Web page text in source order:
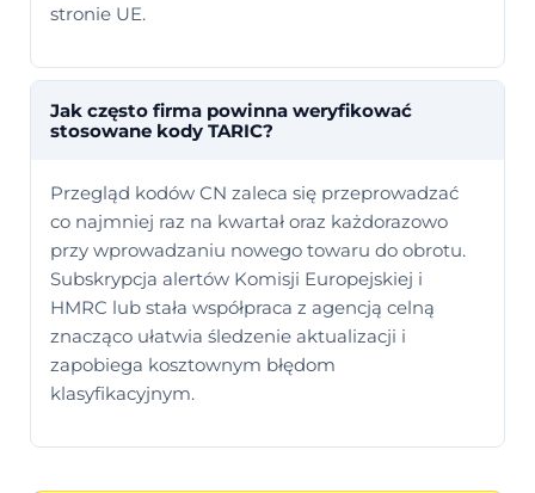
stronie UE.
Jak często firma powinna weryfikować
stosowane kody TARIC?
Przegląd kodów CN zaleca się przeprowadzać
co najmniej raz na kwartał oraz każdorazowo
przy wprowadzaniu nowego towaru do obrotu.
Subskrypcja alertów Komisji Europejskiej i
HMRC lub stała współpraca z agencją celną
znacząco ułatwia śledzenie aktualizacji i
zapobiega kosztownym błędom
klasyfikacyjnym.